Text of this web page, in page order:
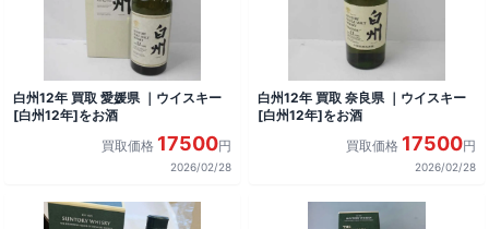
白州12年 買取 愛媛県 ｜ウイスキー
[白州12年]をお酒
買取価格 17500円
2026/02/28
白州12年 買取 奈良県 ｜ウイスキー
[白州12年]をお酒
買取価格 17500円
2026/02/28